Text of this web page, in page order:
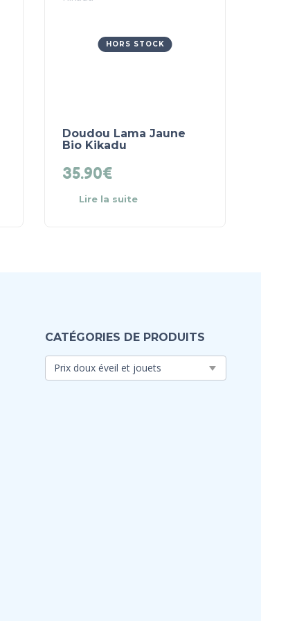
HORS STOCK
Doudou Lama Jaune
Bio Kikadu
35.90€
Lire la suite
CATÉGORIES DE PRODUITS